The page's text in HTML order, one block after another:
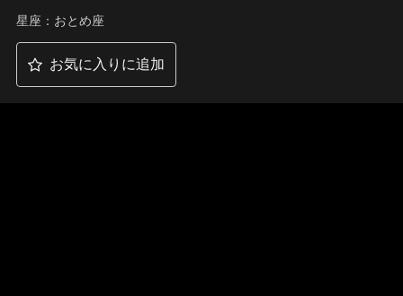
星座：おとめ座
お気に入りに追加